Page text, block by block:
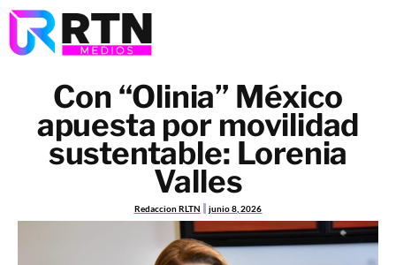
Con “Olinia” México
apuesta por movilidad
sustentable: Lorenia
Valles
Redaccion RLTN junio 8, 2026